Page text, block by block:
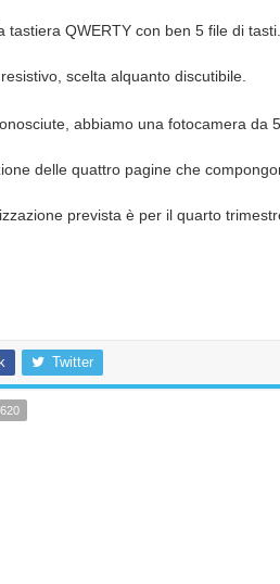
tastiera QWERTY con ben 5 file di tasti.
scelta alquanto discutibile.
abbiamo una fotocamera da
delle quattro pagine che
prevista è per il quarto
Twitter